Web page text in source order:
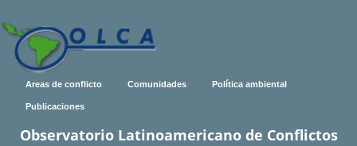
Areas de conflicto Comunidades Política ambiental
Publicaciones
Observatorio Latinoamericano de Conflictos